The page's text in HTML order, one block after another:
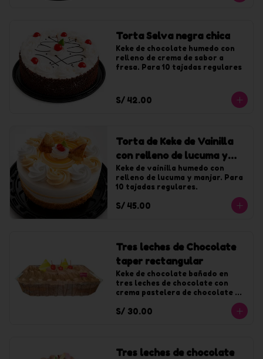
Torta Selva negra chica
Keke de chocolate humedo con
relleno de crema de sabor a
fresa. Para 10 tajadas regulares
S/ 42.00
Torta de Keke de Vainilla
con relleno de lucuma y
manjar chica
Keke de vainilla humedo con
relleno de lucuma y manjar. Para
10 tajadas regulares.
S/ 45.00
Tres leches de Chocolate
taper rectangular
Keke de chocolate bañado en
tres leches de chocolate con
crema pastelera de chocolate y
chocolate.
S/ 30.00
Tres leches de chocolate